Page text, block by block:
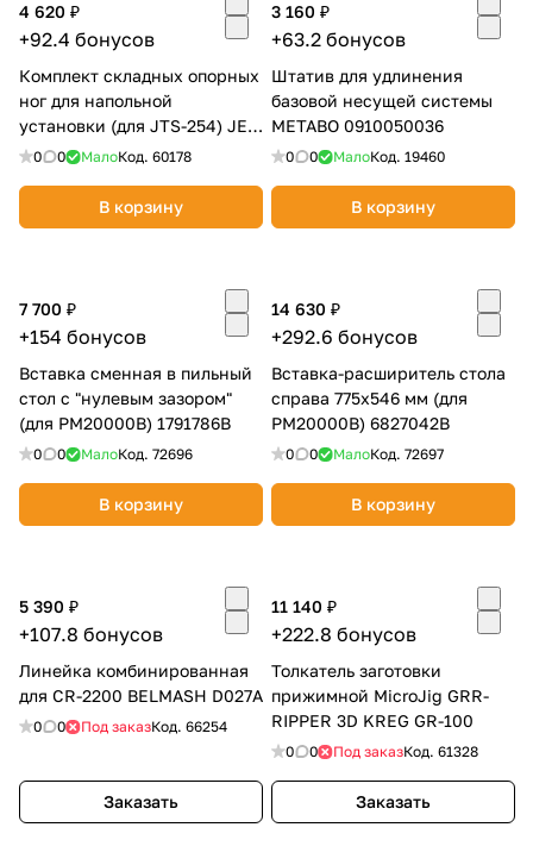
4 620 ₽
+92.4 бонусов
Комплект складных опорных
ног для напольной
установки (для JTS-254) JET
2279
0 0 МалоКод. 60178
В корзину
3 160 ₽
+63.2 бонусов
Штатив для удлинения
базовой несущей системы
METABO 0910050036
0 0 МалоКод. 19460
В корзину
7 700 ₽
+154 бонусов
Вставка сменная в пильный
стол с "нулевым зазором"
(для PM20000В) 1791786B
0 0 МалоКод. 72696
В корзину
14 630 ₽
+292.6 бонусов
Вставка-расширитель стола
справа 775х546 мм (для
PM20000В) 6827042B
0 0 МалоКод. 72697
В корзину
5 390 ₽
+107.8 бонусов
Линейка комбинированная
для CR-2200 BELMASH D027A
0 0 Под заказКод. 66254
Заказать
11 140 ₽
+222.8 бонусов
Толкатель заготовки
прижимной MicroJig GRR-
RIPPER 3D KREG GR-100
0 0 Под заказКод. 61328
Заказать